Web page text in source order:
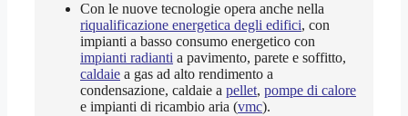
Con le nuove tecnologie opera anche nella
riqualificazione energetica degli edifici, con
impianti a basso consumo energetico con
impianti radianti a pavimento, parete e soffitto,
caldaie a gas ad alto rendimento a
condensazione, caldaie a pellet, pompe di calore
e impianti di ricambio aria (vmc).